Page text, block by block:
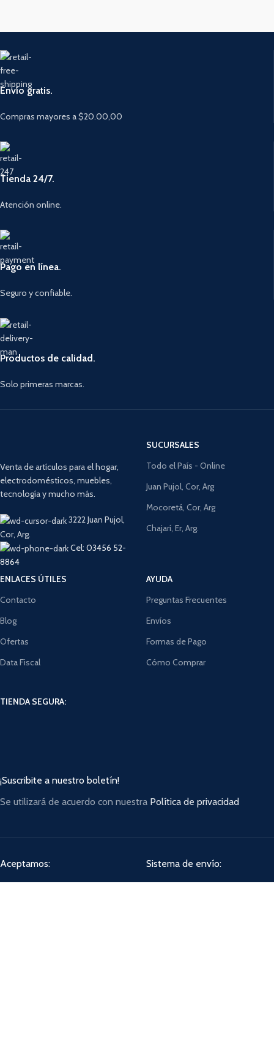
Envío gratis.
Compras mayores a $20.00,00
Tienda 24/7.
Atención online.
Pago en línea.
Seguro y confiable.
Productos de calidad.
Solo primeras marcas.
Venta de artículos para el hogar,
electrodomésticos, muebles,
tecnología y mucho más.
3222 Juan Pujol,
Cor, Arg.
Cel: 03456 52-
8864
SUCURSALES
Todo el País - Online
Juan Pujol, Cor, Arg
Mocoretá, Cor, Arg
Chajarí, Er, Arg.
ENLACES ÚTILES
Contacto
Blog
Ofertas
Data Fiscal
AYUDA
Preguntas Frecuentes
Envíos
Formas de Pago
Cómo Comprar
TIENDA SEGURA:
¡Suscribite a nuestro boletín!
Se utilizará de acuerdo con nuestra Política de privacidad
Aceptamos: Sistema de envío: